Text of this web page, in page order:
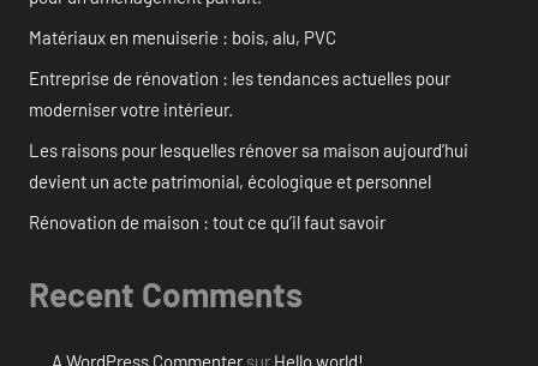
Matériaux en menuiserie : bois, alu, PVC
Entreprise de rénovation : les tendances actuelles pour
moderniser votre intérieur.
Les raisons pour lesquelles rénover sa maison aujourd’hui
devient un acte patrimonial, écologique et personnel
Rénovation de maison : tout ce qu’il faut savoir
Recent Comments
A WordPress Commentersur Hello world!